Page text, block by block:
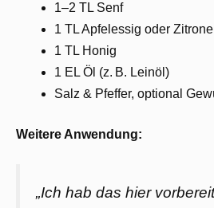
1–2 TL Senf
1 TL Apfelessig oder
1 TL Honig
1 EL Öl (z. B. Leinöl)
Salz & Pfeffer, optional
Weitere Anwendung:
„Ich hab das hier